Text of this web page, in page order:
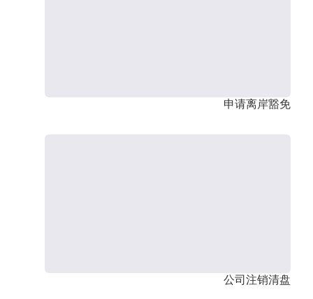
申请离岸豁免
公司注销清盘